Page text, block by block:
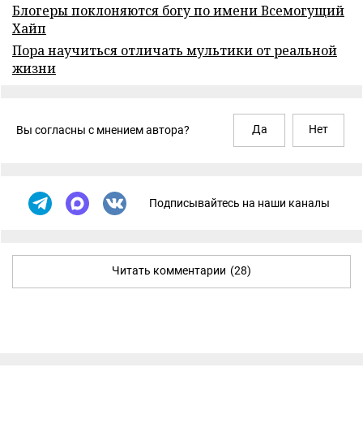
Блогеры поклоняются богу по имени Всемогущий
Хайп
Пора научиться отличать мультики от реальной
жизни
Вы согласны с мнением автора? Да Нет
Подписывайтесь на наши каналы
Читать комментарии (28)